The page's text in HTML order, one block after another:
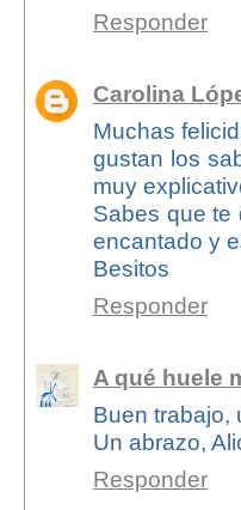
Responder
Carolina
Muchas
gustan los
muy
Sabes que te
encantado y
Besitos
Responder
A qué huele
Buen trabajo,
Un abrazo,
Responder